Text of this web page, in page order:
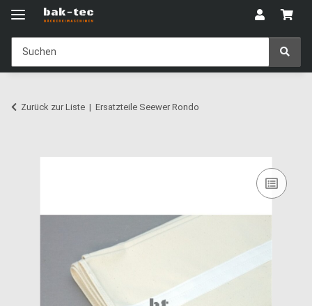
Zurück zur Liste Ersatzteile Seewer Rondo